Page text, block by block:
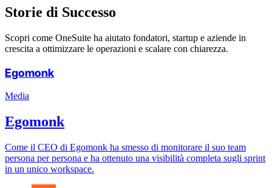
Storie di Successo
Scopri come OneSuite ha aiutato fondatori, startup e aziende in
crescita a ottimizzare le operazioni e scalare con chiarezza.
Egomonk
Media
Egomonk
Come il CEO di Egomonk ha smesso di monitorare il suo team
persona per persona e ha ottenuto una visibilità completa sugli sprint
in un unico workspace.